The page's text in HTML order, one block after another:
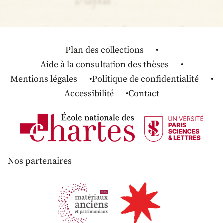
Plan des collections
Aide à la consultation des thèses
Mentions légales
Politique de confidentialité
Accessibilité
Contact
Nos partenaires